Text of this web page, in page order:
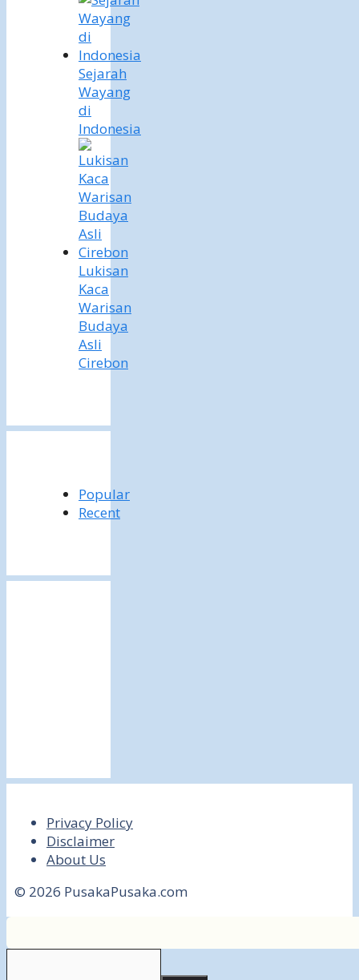
Sejarah
Wayang
di
Indonesia
Lukisan
Kaca
Warisan
Budaya
Asli
Cirebon
Popular
Recent
Privacy Policy
Disclaimer
About Us
© 2026 PusakaPusaka.com